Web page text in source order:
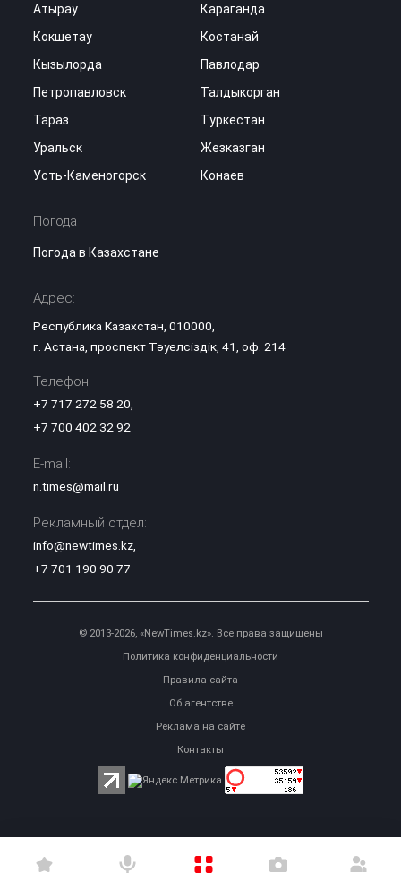
Атырау
Караганда
Кокшетау
Костанай
Кызылорда
Павлодар
Петропавловск
Талдыкорган
Тараз
Туркестан
Уральск
Жезказган
Усть-Каменогорск
Конаев
Погода
Погода в Казахстане
Адрес:
Республика Казахстан, 010000,
г. Астана, проспект Тәуелсіздік, 41, оф. 214
Телефон:
+7 717 272 58 20,
+7 700 402 32 92
E-mail:
n.times@mail.ru
Рекламный отдел:
info@newtimes.kz,
+7 701 190 90 77
© 2013-2026, «NewTimes.kz». Все права защищены
Политика конфиденциальности
Правила сайта
Об агентстве
Реклама на сайте
Контакты